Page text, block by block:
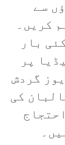
سے
کریں۔
بار
پر
گردش
کی